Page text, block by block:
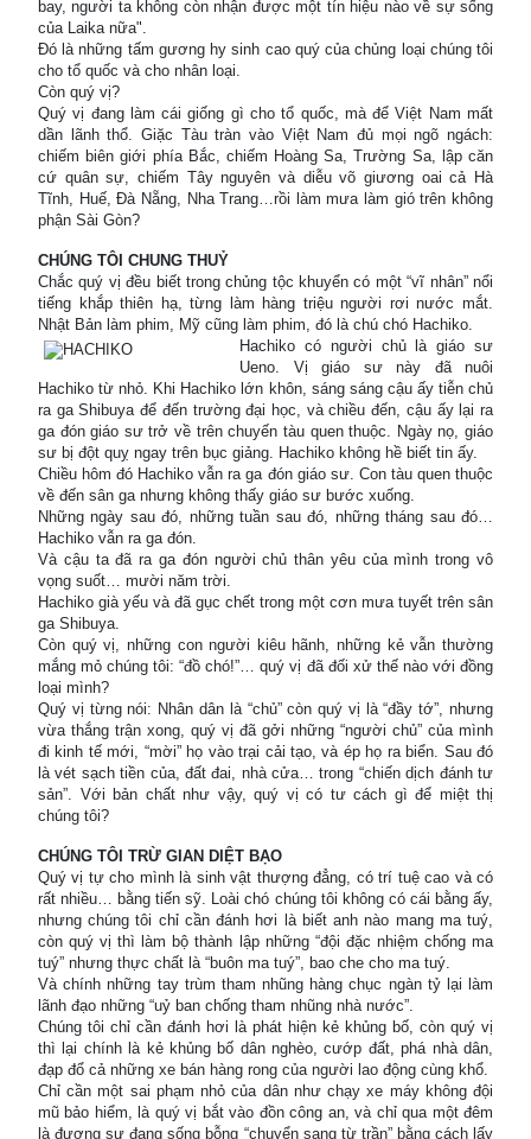
bay, người ta không còn nhận được một tín hiệu nào về sự sống
của Laika nữa".
Đó là những tấm gương hy sinh cao quý của chủng loại chúng tôi
cho tổ quốc và cho nhân loại.
Còn quý vị?
Quý vị đang làm cái giống gì cho tổ quốc, mà để Việt Nam mất
dần lãnh thổ. Giặc Tàu tràn vào Việt Nam đủ mọi ngõ ngách:
chiếm biên giới phía Bắc, chiếm Hoàng Sa, Trường Sa, lập căn
cứ quân sự, chiếm Tây nguyên và diễu võ giương oai cả Hà
Tĩnh, Huế, Đà Nẵng, Nha Trang…rồi làm mưa làm gió trên không
phận Sài Gòn?
CHÚNG TÔI CHUNG THUỶ
Chắc quý vị đều biết trong chủng tộc khuyển có một “vĩ nhân” nổi
tiếng khắp thiên hạ, từng làm hàng triệu người rơi nước mắt.
Nhật Bản làm phim, Mỹ cũng làm phim, đó là chú chó Hachiko.
Hachiko có người chủ là giáo sư
Ueno. Vị giáo sư này đã nuôi
Hachiko từ nhỏ. Khi Hachiko lớn khôn, sáng sáng cậu ấy tiễn chủ
ra ga Shibuya để đến trường đại học, và chiều đến, cậu ấy lại ra
ga đón giáo sư trở về trên chuyến tàu quen thuộc. Ngày nọ, giáo
sư bị đột quỵ ngay trên bục giảng. Hachiko không hề biết tin ấy.
Chiều hôm đó Hachiko vẫn ra ga đón giáo sư. Con tàu quen thuộc
về đến sân ga nhưng không thấy giáo sư bước xuống.
Những ngày sau đó, những tuần sau đó, những tháng sau đó…
Hachiko vẫn ra ga đón.
Và cậu ta đã ra ga đón người chủ thân yêu của mình trong vô
vọng suốt… mười năm trời.
Hachiko già yếu và đã gục chết trong một cơn mưa tuyết trên sân
ga Shibuya.
Còn quý vị, những con người kiêu hãnh, những kẻ vẫn thường
mắng mỏ chúng tôi: “đồ chó!”… quý vị đã đối xử thế nào với đồng
loại mình?
Quý vị từng nói: Nhân dân là “chủ” còn quý vị là “đầy tớ”, nhưng
vừa thắng trận xong, quý vị đã gởi những “người chủ” của mình
đi kinh tế mới, “mời” họ vào trại cải tạo, và ép họ ra biển. Sau đó
là vét sạch tiền của, đất đai, nhà cửa… trong “chiến dịch đánh tư
sản”. Với bản chất như vậy, quý vị có tư cách gì để miệt thị
chúng tôi?
CHÚNG TÔI TRỪ GIAN DIỆT BẠO
Quý vị tự cho mình là sinh vật thượng đẳng, có trí tuệ cao và có
rất nhiều… bằng tiến sỹ. Loài chó chúng tôi không có cái bằng ấy,
nhưng chúng tôi chỉ cần đánh hơi là biết anh nào mang ma tuý,
còn quý vị thì làm bộ thành lập những “đội đặc nhiệm chống ma
tuý” nhưng thực chất là “buôn ma tuý”, bao che cho ma tuý.
Và chính những tay trùm tham nhũng hàng chục ngàn tỷ lại làm
lãnh đạo những “uỷ ban chống tham nhũng nhà nước”.
Chúng tôi chỉ cần đánh hơi là phát hiện kẻ khủng bố, còn quý vị
thì lại chính là kẻ khủng bố dân nghèo, cướp đất, phá nhà dân,
đạp đổ cả những xe bán hàng rong của người lao động cùng khổ.
Chỉ cần một sai phạm nhỏ của dân như chạy xe máy không đội
mũ bảo hiểm, là quý vị bắt vào đồn công an, và chỉ qua một đêm
là đương sự đang sống bỗng “chuyển sang từ trần” bằng cách lấy